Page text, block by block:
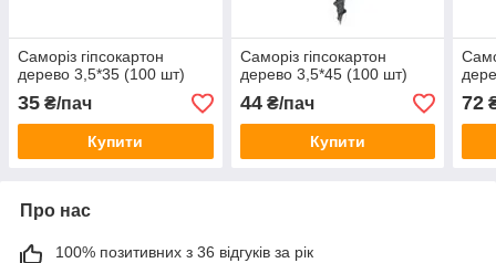
Саморіз гіпсокартон
дерево 3,5*35 (100 шт)
35 ₴/пач
Купити
Саморіз гіпсокартон
дерево 3,5*45 (100 шт)
44₴/пач
Купити
72
Про нас
100% позитивних з 36 відгуків за рік